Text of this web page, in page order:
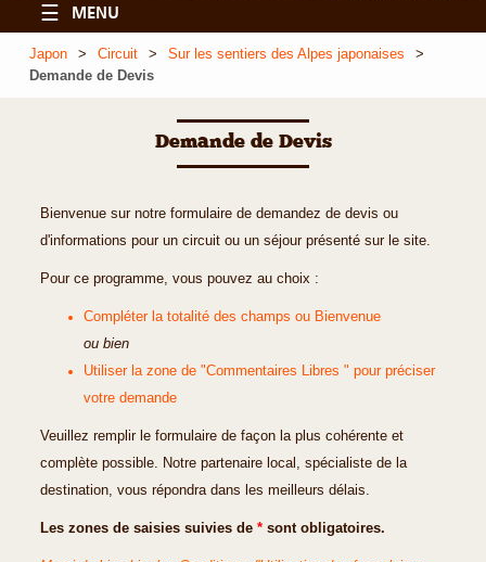
☰ MENU
Japon Circuit
Sur les sentiers des Alpes japonaises
Demande de Devis
Demande de Devis
Bienvenue sur notre formulaire de demandez de devis ou
d'informations pour un circuit ou un séjour présenté sur le site.
Pour ce programme, vous pouvez au choix :
Compléter la totalité des champs ou Bienvenue
ou bien
Utiliser la zone de "Commentaires Libres " pour préciser
votre demande
Veuillez remplir le formulaire de façon la plus cohérente et
complète possible. Notre partenaire local, spécialiste de la
destination, vous répondra dans les meilleurs délais.
Les zones de saisies suivies de * sont obligatoires.